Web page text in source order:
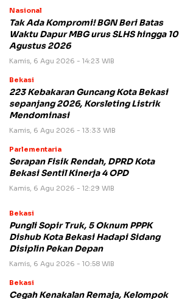
Nasional
Tak Ada Kompromi! BGN Beri Batas
Waktu Dapur MBG urus SLHS hingga 10
Agustus 2026
Kamis, 6 Agu 2026 - 14:23 WIB
Bekasi
223 Kebakaran Guncang Kota Bekasi
sepanjang 2026, Korsleting Listrik
Mendominasi
Kamis, 6 Agu 2026 - 13:33 WIB
Parlementaria
Serapan Fisik Rendah, DPRD Kota
Bekasi Sentil Kinerja 4 OPD
Kamis, 6 Agu 2026 - 12:29 WIB
Bekasi
Pungli Sopir Truk, 5 Oknum PPPK
Dishub Kota Bekasi Hadapi Sidang
Disiplin Pekan Depan
Kamis, 6 Agu 2026 - 10:58 WIB
Bekasi
Cegah Kenakalan Remaja, Kelompok